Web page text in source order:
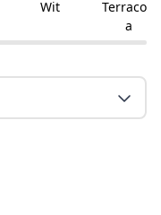
Wit
Terracott
a